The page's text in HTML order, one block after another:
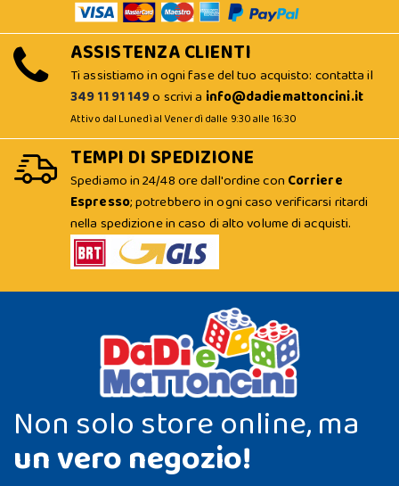
ASSISTENZA CLIENTI
Ti assistiamo in ogni fase del tuo acquisto: contatta il
349 11 91 149o scrivi a info@dadiemattoncini.it
Attivo dal Lunedì al Venerdì dalle 9:30 alle 16:30
TEMPI DI SPEDIZIONE
Spediamo in 24/48 ore dall'ordine con Corriere
Espresso; potrebbero in ogni caso verificarsi ritardi
nella spedizione in caso di alto volume di acquisti.
Non solo store online, ma
un vero negozio!